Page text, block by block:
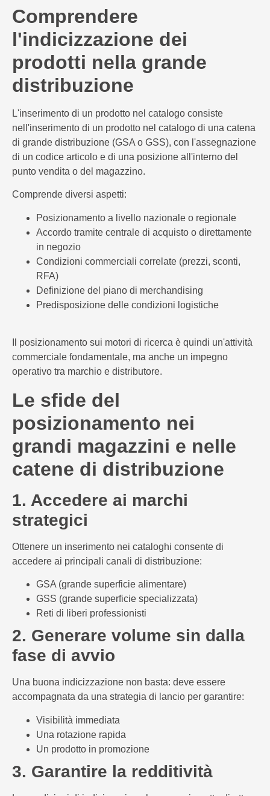
Comprendere
l'indicizzazione dei
prodotti nella grande
distribuzione
L'inserimento di un prodotto nel catalogo consiste
nell'inserimento di un prodotto nel catalogo di una catena
di grande distribuzione (GSA o GSS), con l'assegnazione
di un codice articolo e di una posizione all'interno del
punto vendita o del magazzino.
Comprende diversi aspetti:
Posizionamento a livello nazionale o regionale
Accordo tramite centrale di acquisto o direttamente
in negozio
Condizioni commerciali correlate (prezzi, sconti,
RFA)
Definizione del piano di merchandising
Predisposizione delle condizioni logistiche
Il posizionamento sui motori di ricerca è quindi un'attività
commerciale fondamentale, ma anche un impegno
operativo tra marchio e distributore.
Le sfide del
posizionamento nei
grandi magazzini e nelle
catene di distribuzione
1. Accedere ai marchi
strategici
Ottenere un inserimento nei cataloghi consente di
accedere ai principali canali di distribuzione:
GSA (grande superficie alimentare)
GSS (grande superficie specializzata)
Reti di liberi professionisti
2. Generare volume sin dalla
fase di avvio
Una buona indicizzazione non basta: deve essere
accompagnata da una strategia di lancio per garantire:
Visibilità immediata
Una rotazione rapida
Un prodotto in promozione
3. Garantire la redditività